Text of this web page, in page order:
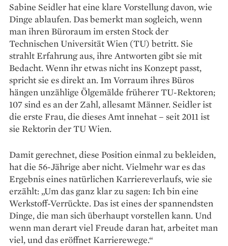
Sabine Seidler hat eine klare Vorstellung davon, wie
Dinge ablaufen. Das bemerkt man sogleich, wenn
man ihren Büroraum im ersten Stock der
Technischen Universität Wien (TU) betritt. Sie
strahlt Erfahrung aus, ihre Antworten gibt sie mit
Bedacht. Wenn ihr etwas nicht ins Konzept passt,
spricht sie es direkt an. Im Vorraum ihres Büros
hängen unzählige Ölgemälde früherer TU-Rektoren;
107 sind es an der Zahl, allesamt Männer. Seidler ist
die erste Frau, die dieses Amt innehat – seit 2011 ist
sie Rektorin der TU Wien.
Damit gerechnet, diese Position einmal zu bekleiden,
hat die 56-Jährige aber nicht. Vielmehr war es das
Ergebnis eines natürlichen Karriere­verlaufs, wie sie
erzählt: „Um das ganz klar zu sagen: Ich bin eine
Werkstoff-Verrückte. Das ist eines der spannendsten
Dinge, die man sich überhaupt vorstellen kann. Und
wenn man derart viel Freude daran hat, arbeitet man
viel, und das eröffnet Karrierewege.“